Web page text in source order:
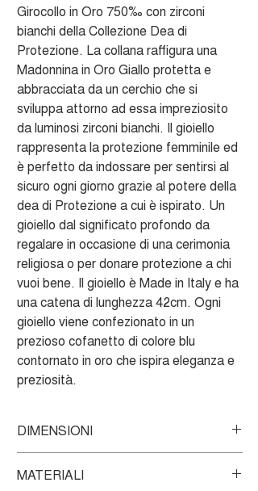
Girocollo in Oro 750‰ con zirconi
bianchi della Collezione Dea di
Protezione. La collana raffigura una
Madonnina in Oro Giallo protetta e
abbracciata da un cerchio che si
sviluppa attorno ad essa impreziosito
da luminosi zirconi bianchi. Il gioiello
rappresenta la protezione femminile ed
è perfetto da indossare per sentirsi al
sicuro ogni giorno grazie al potere della
dea di Protezione a cui è ispirato. Un
gioiello dal significato profondo da
regalare in occasione di una cerimonia
religiosa o per donare protezione a chi
vuoi bene. Il gioiello è Made in Italy e ha
una catena di lunghezza 42cm. Ogni
gioiello viene confezionato in un
prezioso cofanetto di colore blu
contornato in oro che ispira eleganza e
preziosità.
DIMENSIONI
MATERIALI